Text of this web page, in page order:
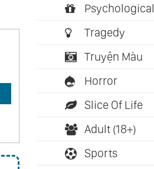
Psychological
Tragedy
Truyện Màu
Horror
Slice Of Life
Adult (18+)
Sports